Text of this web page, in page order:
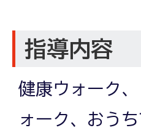
指導内容
健康ウォーク
ォーク、おう